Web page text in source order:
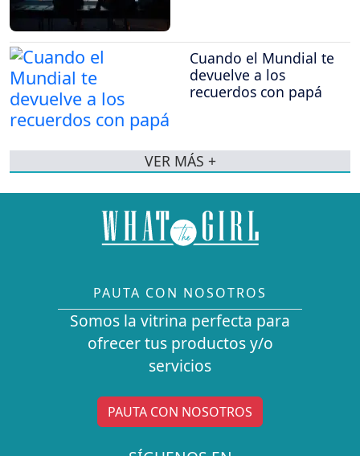
Cuando el Mundial te
devuelve a los
recuerdos con papá
VER MÁS +
PAUTA CON NOSOTROS
Somos la vitrina perfecta para
ofrecer tus productos y/o
servicios
PAUTA CON NOSOTROS